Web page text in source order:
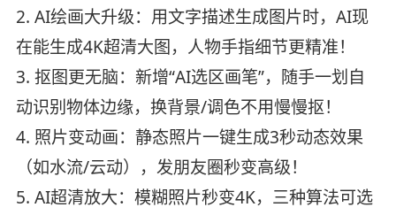
2. AI绘画大升级：用文字描述生成图片时，AI现
在能生成4K超清大图，人物手指细节更精准！
3. 抠图更无脑：新增“AI选区画笔”，随手一划自
动识别物体边缘，换背景/调色不用慢慢抠！
4. 照片变动画：静态照片一键生成3秒动态效果
（如水流/云动），发朋友圈秒变高级！
5. AI超清放大​​：模糊照片秒变4K，三种算法可选